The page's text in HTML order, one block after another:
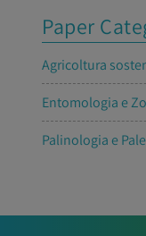
Paper
Agricoltura
Entomologia e
Palinologia e